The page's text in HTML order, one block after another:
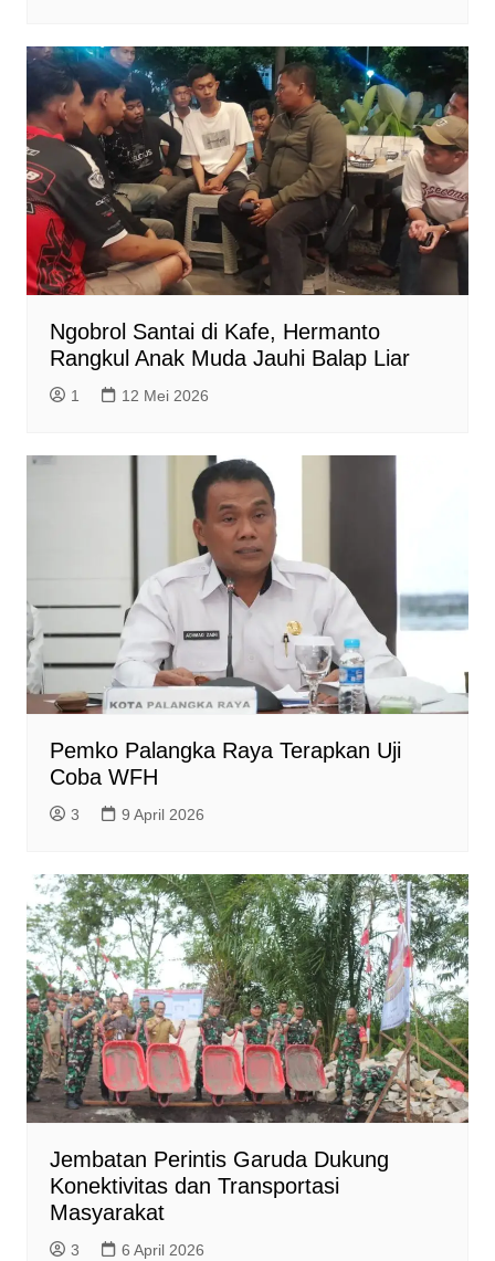
Ngobrol Santai di Kafe, Hermanto
Rangkul Anak Muda Jauhi Balap Liar
1 12 Mei 2026
Pemko ​Palangka Raya Terapkan Uji
Coba WFH
3 9 April 2026
Jembatan Perintis Garuda Dukung
Konektivitas dan Transportasi
Masyarakat
3 6 April 2026